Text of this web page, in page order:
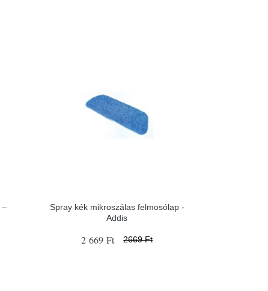
–
Spray kék mikroszálas felmosólap -
Addis
2 669 Ft 2669 Ft